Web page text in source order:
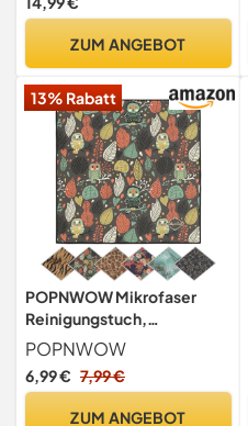
ZUM ANGEBOT
13% Rabatt
POPNWOW Mikrofaser
Reinigungstuch,
Brillenputztücher
Optikerqualität 30x30cm,
Microfiber Cleaning Cloths
POPNWOW
6,99 € 7,99 €
ZUM ANGEBOT